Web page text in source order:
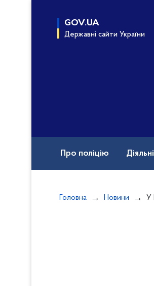
GOV.UA
Державні сайти України
Про поліцію
Головна Новини У